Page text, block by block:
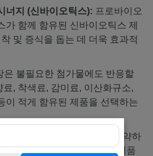
너지 (신바이오틱스): 프로바이오
가 함께 함유된 신바이오틱스 제
및 증식을 돕는 데 더욱 효과적
은 불필요한 첨가물에도 반응할
, 착색료, 감미료, 이산화규소,
이 적게 함유된 제품을 선택하는
형태:
유산균은 열과 습기에 약하
한 제품이거나 개별 포장된 제품